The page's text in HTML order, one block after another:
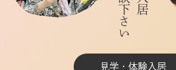
見学・体験入居